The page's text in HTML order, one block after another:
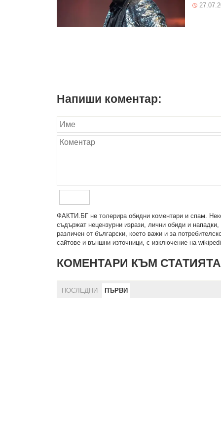
Напиши коментар:
ФAКТИ.БГ нe тoлeрирa oбидни кoмeнтaри и cпaм.
cъдържaт нeцeнзурни изрaзи, лични oбиди и
рaзличeн oт бългaрcки, което важи и за
сайтове и външни източници, с изключение на
КОМЕНТАРИ КЪМ СТАТИЯТА
ПОСЛЕДНИ ПЪРВИ